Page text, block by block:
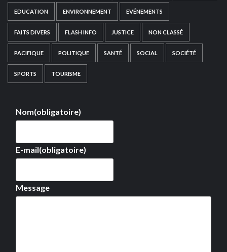
EDUCATION ENVIRONNEMENT EVÉNEMENTS
FAITS DIVERS FLASH INFO JUSTICE NON CLASSÉ
PACIFIQUE POLITIQUE SANTÉ SOCIAL SOCIÉTÉ
SPORTS TOURISME
Nom(obligatoire)
E-mail(obligatoire)
Message